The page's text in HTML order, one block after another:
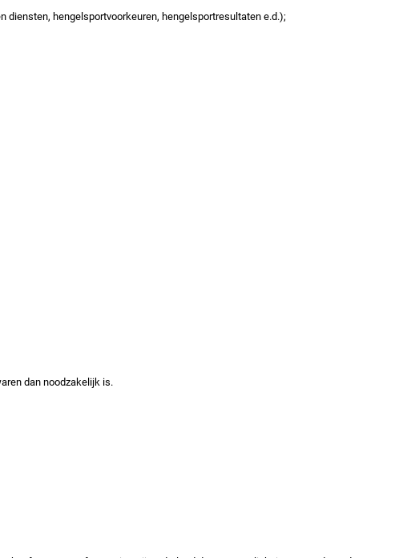
hengelsportvoorkeuren, hengelsportresultaten e.d.);
dan noodzakelijk is.